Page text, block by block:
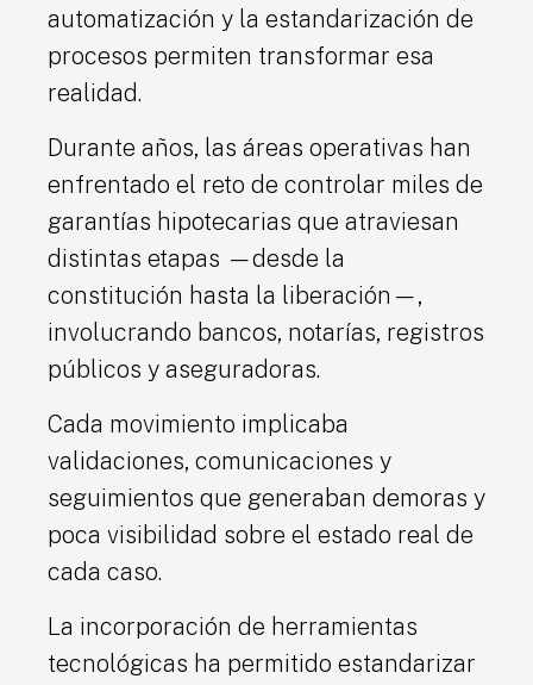
automatización y la estandarización de
procesos permiten transformar esa
realidad.
Durante años, las áreas operativas han
enfrentado el reto de controlar miles de
garantías hipotecarias que atraviesan
distintas etapas —desde la
constitución hasta la liberación—,
involucrando bancos, notarías, registros
públicos y aseguradoras.
Cada movimiento implicaba
validaciones, comunicaciones y
seguimientos que generaban demoras y
poca visibilidad sobre el estado real de
cada caso.
La incorporación de herramientas
tecnológicas ha permitido estandarizar